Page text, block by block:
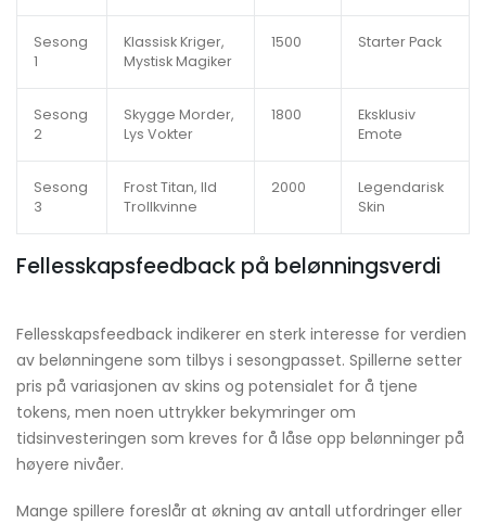
Sesong
1
Klassisk Kriger,
Mystisk Magiker
1500 Starter Pack
Sesong
2
Skygge Morder,
Lys Vokter
1800
Eksklusiv
Emote
Sesong
3
Frost Titan, Ild
Trollkvinne
2000
Legendarisk
Skin
Fellesskapsfeedback på belønningsverdi
Fellesskapsfeedback indikerer en sterk interesse for verdien
av belønningene som tilbys i sesongpasset. Spillerne setter
pris på variasjonen av skins og potensialet for å tjene
tokens, men noen uttrykker bekymringer om
tidsinvesteringen som kreves for å låse opp belønninger på
høyere nivåer.
Mange spillere foreslår at økning av antall utfordringer eller